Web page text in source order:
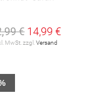
€ 14,99 €
MwSt. zzgl.Versand